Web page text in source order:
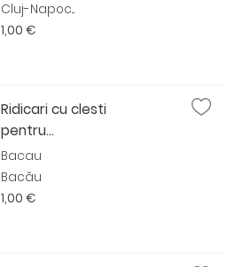
Cluj-Napoc...
1,00 €
Ridicari cu clesti
pentru...
Bacau
Bacău
1,00 €